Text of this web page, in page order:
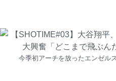
今季初アーチを放ったエンゼル